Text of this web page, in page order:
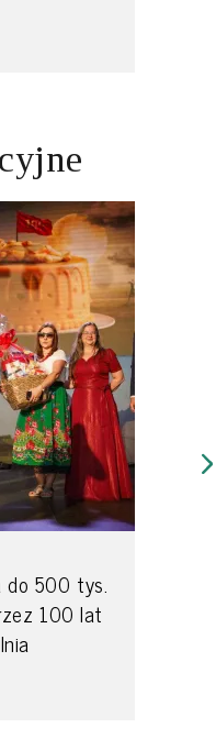
do 500 tys.
100 lat